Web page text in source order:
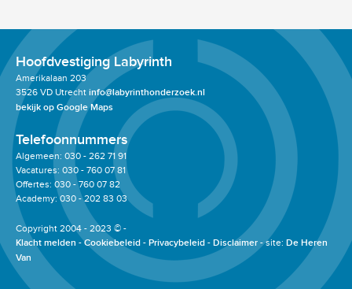
Hoofdvestiging Labyrinth
Amerikalaan 203
3526 VD Utrecht info@labyrinthonderzoek.nl
bekijk op Google Maps
Telefoonnummers
Algemeen: 030 - 262 71 91
Vacatures: 030 - 760 07 81
Offertes: 030 - 760 07 82
Academy: 030 - 202 83 03
Copyright 2004 - 2023 © -
Klacht melden Cookiebeleid Privacybeleid Disclaimer site: De Heren
Van